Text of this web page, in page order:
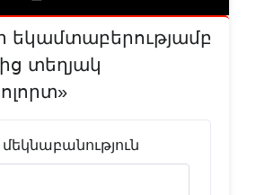
եկամտաբերությամբ
տեղյակ
մեկնաբանություն